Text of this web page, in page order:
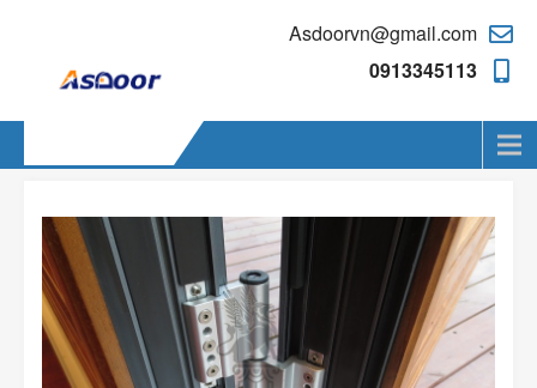
Asdoorvn@gmail.com
0913345113